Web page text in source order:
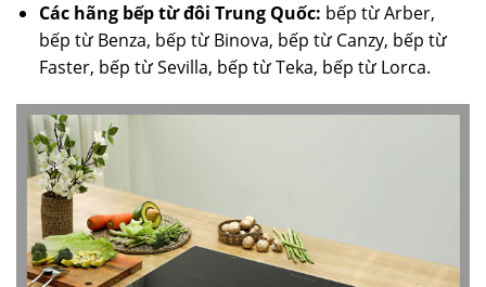
Các hãng bếp từ đôi Trung Quốc: bếp từ Arber,
bếp từ Benza, bếp từ Binova, bếp từ Canzy, bếp từ
Faster, bếp từ Sevilla, bếp từ Teka, bếp từ Lorca.